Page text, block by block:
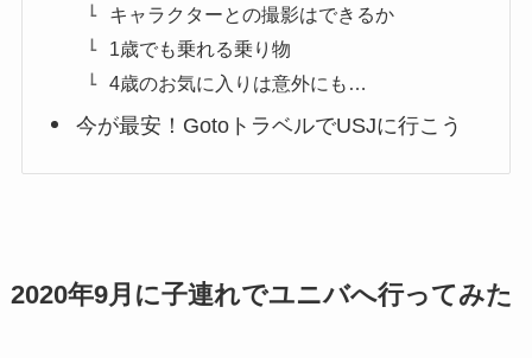
キャラクターとの撮影はできるか
1歳でも乗れる乗り物
4歳のお気に入りは意外にも…
今が最安！GotoトラベルでUSJに行こう
2020年9月に子連れでユニバへ行ってみた